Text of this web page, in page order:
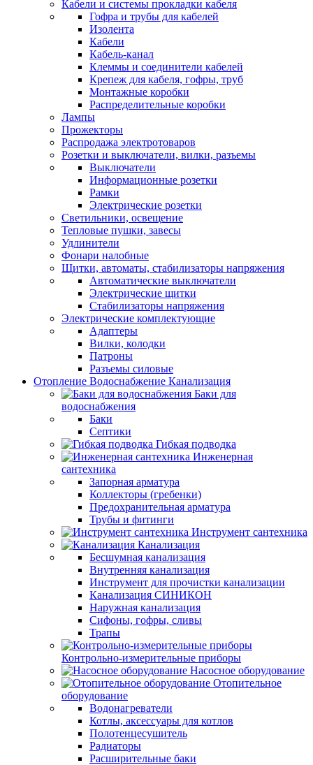
Кабели и системы прокладки кабеля
Гофра и трубы для кабелей
Изолента
Кабели
Кабель-канал
Клеммы и соединители кабелей
Крепеж для кабеля, гофры, труб
Монтажные коробки
Распределительные коробки
Лампы
Прожекторы
Распродажа электротоваров
Розетки и выключатели, вилки, разъемы
Выключатели
Информационные розетки
Рамки
Электрические розетки
Светильники, освещение
Тепловые пушки, завесы
Удлинители
Фонари налобные
Щитки, автоматы, стабилизаторы напряжения
Автоматические выключатели
Электрические щитки
Стабилизаторы напряжения
Электрические комплектующие
Адаптеры
Вилки, колодки
Патроны
Разъемы силовые
Отопление Водоснабжение Канализация
Баки для
водоснабжения
Баки
Септики
Гибкая подводка
Инженерная
сантехника
Запорная арматура
Коллекторы (гребенки)
Предохранительная арматура
Трубы и фитинги
Инструмент сантехника
Канализация
Бесшумная канализация
Внутренняя канализация
Инструмент для прочистки канализации
Канализация СИНИКОН
Наружная канализация
Сифоны, гофры, сливы
Трапы
Контрольно-измерительные приборы
Насосное оборудование
Отопительное
оборудование
Водонагреватели
Котлы, аксессуары для котлов
Полотенцесушитель
Радиаторы
Расширительные баки